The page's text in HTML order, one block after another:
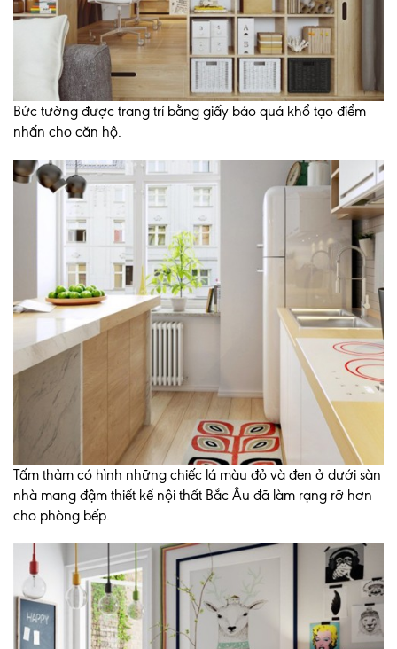
Bức tường được trang trí bằng giấy báo quá khổ tạo điểm
nhấn cho căn hộ.
Tấm thảm có hình những chiếc lá màu đỏ và đen ở dưới sàn
nhà mang đậm thiết kế nội thất Bắc Âu đã làm rạng rỡ hơn
cho phòng bếp.